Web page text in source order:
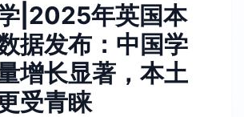
|2025年英国本
据发布：中国学
增长显著，本土
受青睐